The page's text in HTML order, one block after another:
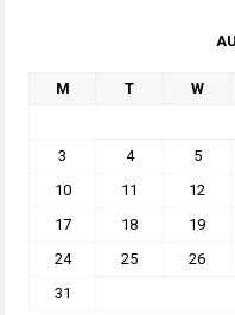
M T W
3
4 5
10
11 12
17
18 19
24
25 26
31